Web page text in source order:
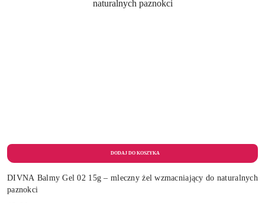
DIVNA Balmy Gel 02 15g – mleczny żel wzmacniający do naturalnych
paznokci